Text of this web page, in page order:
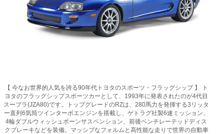
【 今なお世界的人気を誇る90年代トヨタのスポーツ・フラッグシップ 】 ト
ヨタのフラッグシップスポーツカーとして、1993年に発表されたのが4代目
スープラ(JZA80)です。トップグレードのRZは、280馬力を発揮する3リッタ
ー直列6気筒ツインターボエンジンを搭載し、ゲトラグ社製6速ミッション、
4輪ダブルウィッシュボーンサスペンション、前後ベンチレーテッドディス
クブレーキなどを装備。マッシブなフォルムと高性能な走りで世界の自動車